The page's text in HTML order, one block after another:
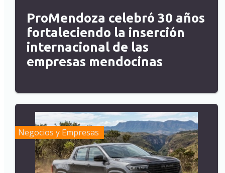
ProMendoza celebró 30 años
fortaleciendo la inserción
internacional de las
empresas mendocinas
Negocios y Empresas